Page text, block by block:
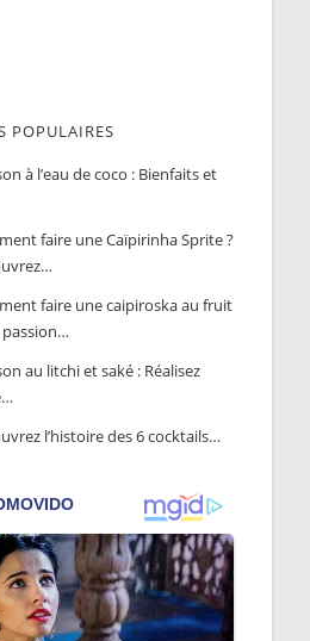
POPULAIRES
à l’eau de coco : Bienfaits et
faire une Caïpirinha Sprite ?
faire une caipiroska au fruit
passion…
au litchi et saké : Réalisez
l’histoire des 6 cocktails…